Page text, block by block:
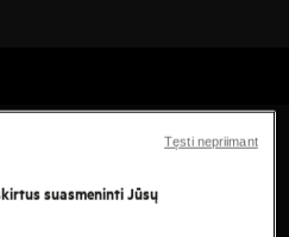
suasmeninti Jūsų
Tęsti nepriimant